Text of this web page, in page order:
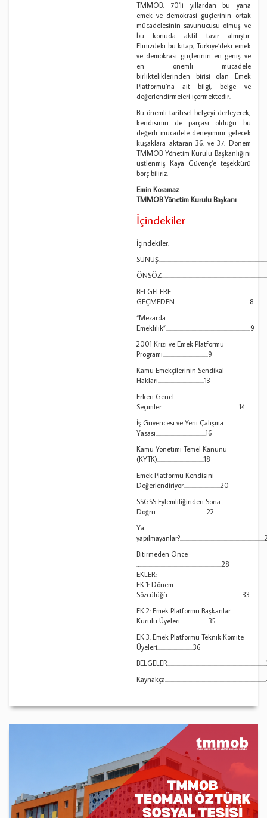
TMMOB, 70’li yıllardan bu yana
emek ve demokrasi güçlerinin ortak
mücadelesinin savunucusu olmuş ve
bu konuda aktif tavır almıştır.
Elinizdeki bu kitap, Türkiye’deki emek
ve demokrasi güçlerinin en geniş ve
en önemli mücadele
birlikteliklerinden birisi olan Emek
Platformu’na ait bilgi, belge ve
değerlendirmeleri içermektedir.
Bu önemli tarihsel belgeyi derleyerek,
kendisinin de parçası olduğu bu
değerli mücadele deneyimini gelecek
kuşaklara aktaran 36. ve 37. Dönem
TMMOB Yönetim Kurulu Başkanlığını
üstlenmiş Kaya Güvenç’e teşekkürü
borç biliriz.
Emin Koramaz
TMMOB Yönetim Kurulu Başkanı
İçindekiler
İçindekiler:
BELGELERE
GEÇMEDEN...............................................................8
“Mezarda
Emeklilik”.......................................................................9
2001 Krizi ve Emek Platformu
Programı......................................9
Kamu Emekçilerinin Sendikal
Hakları.......................................13
Erken Genel
Seçimler.................................................................14
İş Güvencesi ve Yeni Çalışma
Yasası..........................................16
Kamu Yönetimi Temel Kanunu
(KYTK).......................................18
Emek Platformu Kendisini
Değerlendiriyor...............................20
SSGSS Eylemliliğinden Sona
Doğru...........................................22
Ya
Bitirmeden Önce
…....................................................................28
EKLER:
EK 1: Dönem
Sözcülüğü...............................................................33
EK 2: Emek Platformu Başkanlar
Kurulu Üyeleri........................35
EK 3: Emek Platformu Teknik Komite
Üyeleri..............................36